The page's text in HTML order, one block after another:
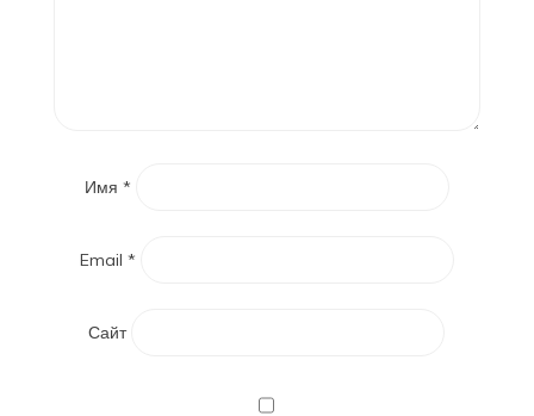
Имя *
Email *
Сайт